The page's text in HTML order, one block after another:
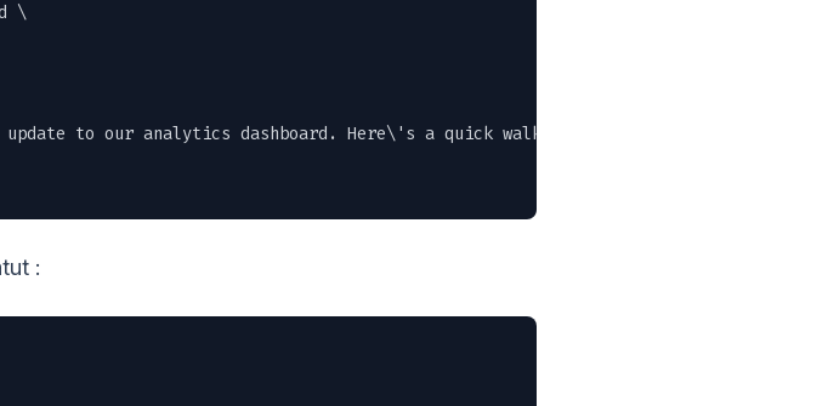
\
to our analytics dashboard. Here\'s a quick walkthrough of the new features."
: